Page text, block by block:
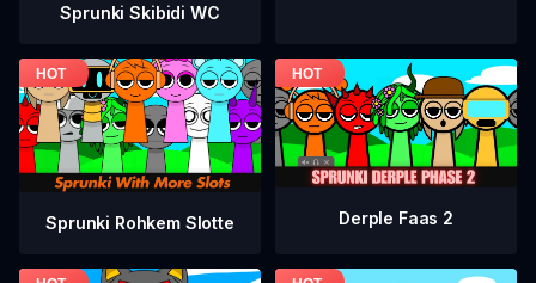
Sprunki Skibidi WC
Sprunki Rohkem Slotte Derple Faas 2